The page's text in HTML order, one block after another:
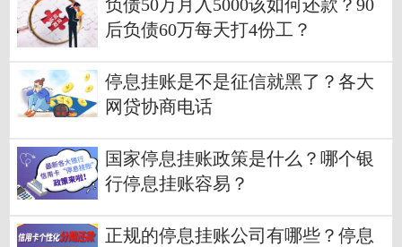
负债50万月入5000该如何还款？90
后负债60万每天打4份工？
停息挂账是不是征信就黑了？各大
网贷协商电话
国家停息挂账政策是什么？哪个银
行停息挂账容易？
正规的停息挂账公司有哪些？停息